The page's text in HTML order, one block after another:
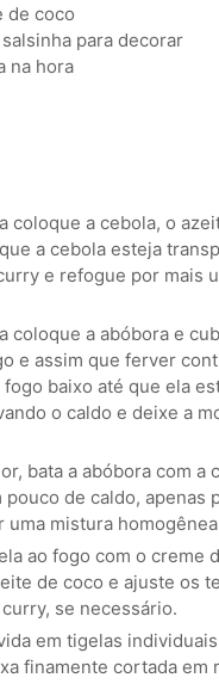
de coco
para decorar
na hora
coloque a cebola, o
a cebola esteja
e refogue por mais
coloque a abóbora e
e assim que ferver
baixo até que ela
o caldo e deixe a
bata a abóbora com a
pouco de caldo, apenas
uma mistura
ao fogo com o creme
de coco e ajuste os
se necessário.
em tigelas
finamente cortada em